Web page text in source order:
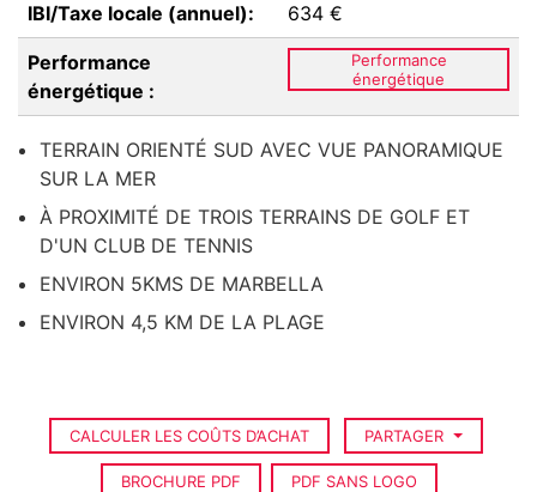
IBI/Taxe locale (annuel): 634 €
Performance
énergétique :
Performance
énergétique
TERRAIN ORIENTÉ SUD AVEC VUE PANORAMIQUE
SUR LA MER
À PROXIMITÉ DE TROIS TERRAINS DE GOLF ET
D'UN CLUB DE TENNIS
ENVIRON 5KMS DE MARBELLA
ENVIRON 4,5 KM DE LA PLAGE
CALCULER LES COÛTS D’ACHAT PARTAGER
BROCHURE PDF PDF SANS LOGO